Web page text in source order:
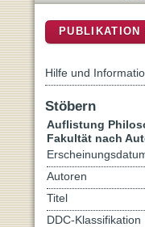
PUBLIKATION
Hilfe und
Stöbern
Auflistung
Fakultät nach
Autoren
Titel
DDC-Klassifikation